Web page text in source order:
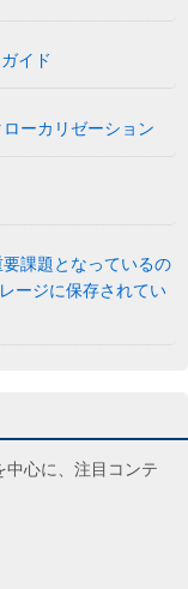
イド
ーカリゼーション
課題となっているの
ージに保存されてい
中心に、注目コンテ